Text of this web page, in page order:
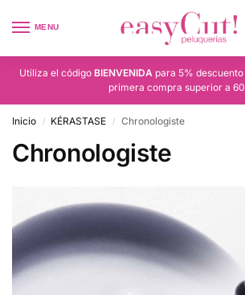
MENU
Utiliza el código BIENVENIDApara 5% descuento
primera compra superior a
Inicio / KÉRASTASE / Chronologiste
Chronologiste